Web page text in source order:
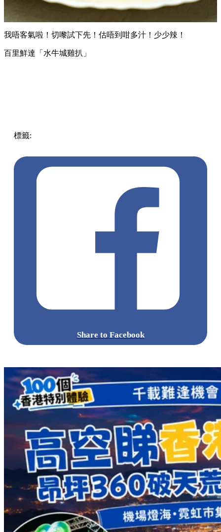
我唔客氣啦！切嚟試下先！估唔到咁多汁！少少辣！
百里鮮達「水牛城雞扒」
標籤:
Share to Facebook